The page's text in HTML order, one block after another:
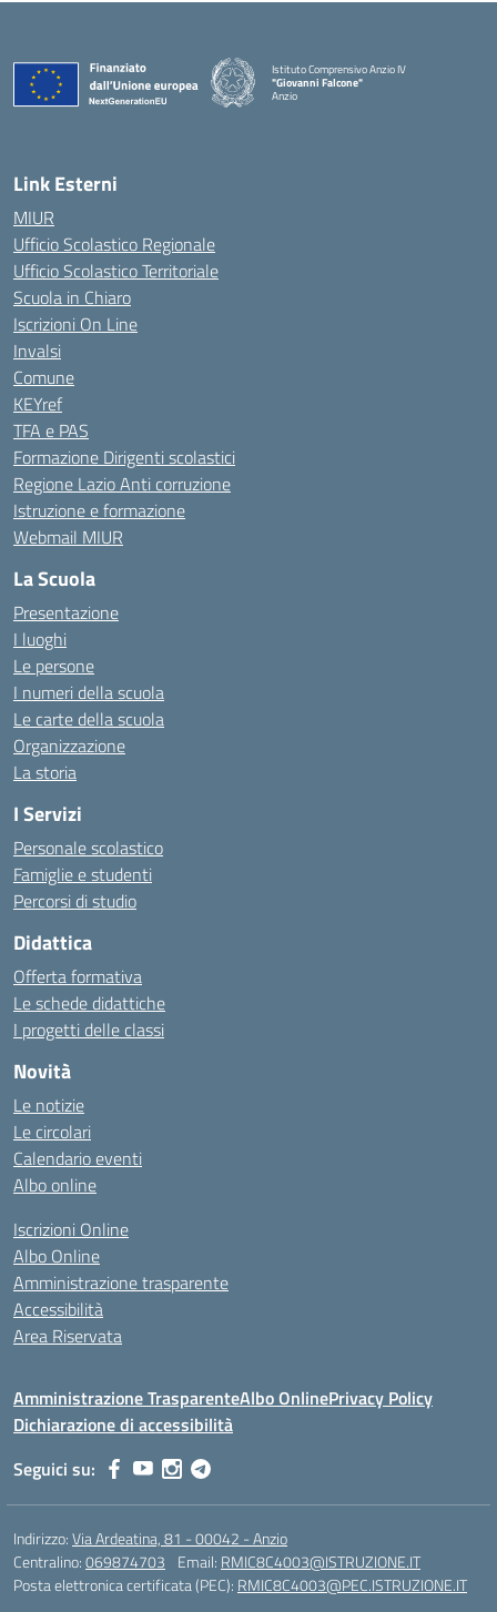
Istituto Comprensivo Anzio IV
"Giovanni Falcone"
Anzio
Link Esterni
MIUR
Ufficio Scolastico Regionale
Ufficio Scolastico Territoriale
Scuola in Chiaro
Iscrizioni On Line
Invalsi
Comune
KEYref
TFA e PAS
Formazione Dirigenti scolastici
Regione Lazio Anti corruzione
Istruzione e formazione
Webmail MIUR
La Scuola
Presentazione
I luoghi
Le persone
I numeri della scuola
Le carte della scuola
Organizzazione
La storia
I Servizi
Personale scolastico
Famiglie e studenti
Percorsi di studio
Didattica
Offerta formativa
Le schede didattiche
I progetti delle classi
Novità
Le notizie
Le circolari
Calendario eventi
Albo online
Iscrizioni Online
Albo Online
Amministrazione trasparente
Accessibilità
Area Riservata
Amministrazione TrasparenteAlbo OnlinePrivacy Policy
Dichiarazione di accessibilità
Seguici su:
Indirizzo:Via Ardeatina, 81 - 00042 - Anzio
Centralino:069874703 Email: RMIC8C4003@ISTRUZIONE.IT
Posta elettronica certificata (PEC): RMIC8C4003@PEC.ISTRUZIONE.IT